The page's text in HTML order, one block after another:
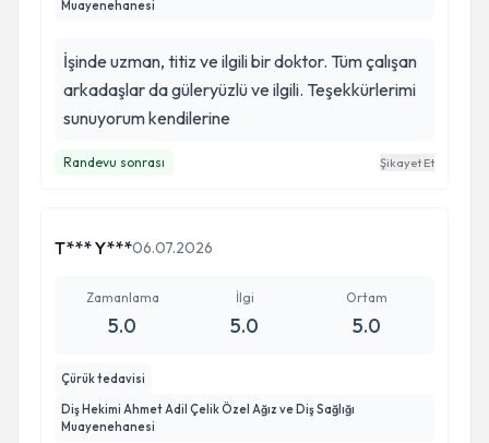
Muayenehanesi
İşinde uzman, titiz ve ilgili bir doktor. Tüm çalışan
arkadaşlar da güleryüzlü ve ilgili. Teşekkürlerimi
sunuyorum kendilerine
Randevu sonrası Şikayet Et
T*** Y***06.07.2026
Zamanlama
5.0
İlgi
5.0
Ortam
5.0
Çürük tedavisi
Diş Hekimi Ahmet Adil Çelik Özel Ağız ve Diş Sağlığı
Muayenehanesi